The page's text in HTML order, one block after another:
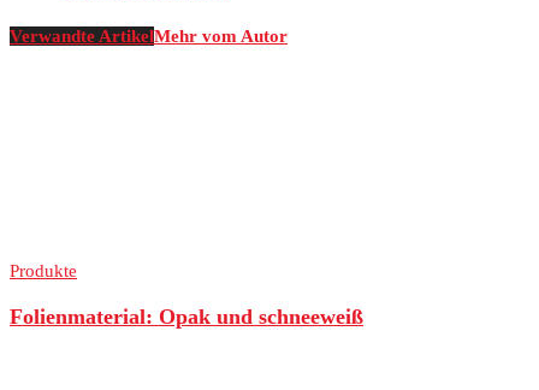
Verwandte ArtikelMehr vom Autor
Produkte
Folienmaterial: Opak und schneeweiß